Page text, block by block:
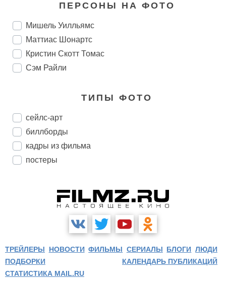
ПЕРСОНЫ НА ФОТО
Мишель Уилльямс
Маттиас Шонартс
Кристин Скотт Томас
Сэм Райли
ТИПЫ ФОТО
сейлс-арт
биллборды
кадры из фильма
постеры
ТРЕЙЛЕРЫ НОВОСТИ ФИЛЬМЫ СЕРИАЛЫ БЛОГИ ЛЮДИ
ПОДБОРКИ
КАЛЕНДАРЬ ПУБЛИКАЦИЙ
СТАТИСТИКА MAIL.RU